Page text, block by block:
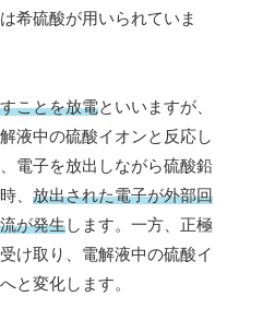
希硫酸が用いられていま
ことを放電といいますが、
液中の硫酸イオンと反応し
電子を放出しながら硫酸鉛
、 放出された電子が外部回
が発生します。一方、正極
け取り、電解液中の硫酸イ
と変化します。